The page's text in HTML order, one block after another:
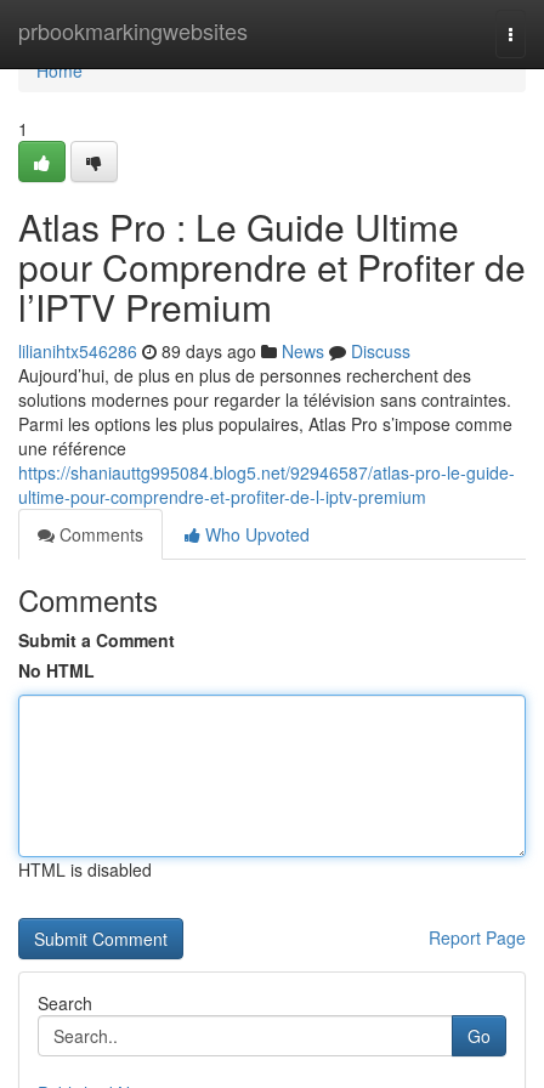
prbookmarkingwebsites
Home
Home
1
Atlas Pro : Le Guide Ultime
pour Comprendre et Profiter de
l’IPTV Premium
lilianihtx546286 89 days ago News
Discuss
Aujourd’hui, de plus en plus de personnes recherchent des
solutions modernes pour regarder la télévision sans contraintes.
Parmi les options les plus populaires, Atlas Pro s’impose comme
une référence
https://shaniauttg995084.blog5.net/92946587/atlas-pro-le-guide-
ultime-pour-comprendre-et-profiter-de-l-iptv-premium
Comments
Who Upvoted
Comments
Submit a Comment
No HTML
HTML is disabled
Report Page
Search
Go